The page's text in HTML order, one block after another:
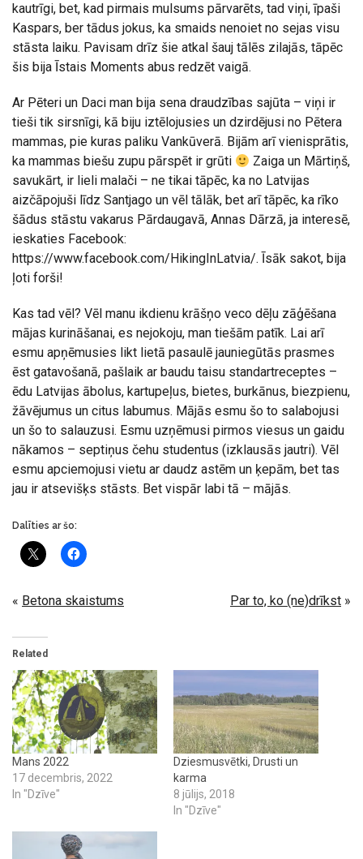
kautrīgi, bet, kad pirmais mulsums pārvarēts, tad viņi, īpaši
Kaspars, ber tādus jokus, ka smaids nenoiet no sejas visu
stāsta laiku. Pavisam drīz šie atkal šauj tālēs zilajās, tāpēc
šis bija Īstais Moments abus redzēt vaigā.
Ar Pēteri un Daci man bija sena draudzības sajūta – viņi ir
tieši tik sirsnīgi, kā biju iztēlojusies un dzirdējusi no Pētera
mammas, pie kuras paliku Vankūverā. Bijām arī vienisprātis,
ka mammas biešu zupu pārspēt ir grūti
Zaiga un Mārtiņš,
savukārt, ir lieli malači – ne tikai tāpēc, ka no Latvijas
aizčāpojuši līdz Santjago un vēl tālāk, bet arī tāpēc, ka rīko
šādus stāstu vakarus Pārdaugavā, Annas Dārzā, ja interesē,
ieskaties Facebook:
https://www.facebook.com/HikingInLatvia/. Īsāk sakot, bija
ļoti forši!
Kas tad vēl? Vēl manu ikdienu krāšņo veco dēļu zāģēšana
mājas kurināšanai, es nejokoju, man tiešām patīk. Lai arī
esmu apņēmusies likt lietā pasaulē jauniegūtās prasmes
ēst gatavošanā, pašlaik ar baudu taisu standartreceptes –
ēdu Latvijas ābolus, kartupeļus, bietes, burkānus, biezpienu,
žāvējumus un citus labumus. Mājās esmu šo to salabojusi
un šo to salauzusi. Esmu uzņēmusi pirmos viesus un gaidu
nākamos – septiņus čehu studentus (izklausās jautri). Vēl
esmu apciemojusi vietu ar daudz astēm un ķepām, bet tas
jau ir atsevišķs stāsts. Bet vispār labi tā – mājās.
Dalīties ar šo:
« Betona skaistums Par to, ko (ne)drīkst »
Related
Mans 2022
17 decembris, 2022
In "Dzīve"
Dziesmusvētki, Drusti un
karma
8 jūlijs, 2018
In "Dzīve"